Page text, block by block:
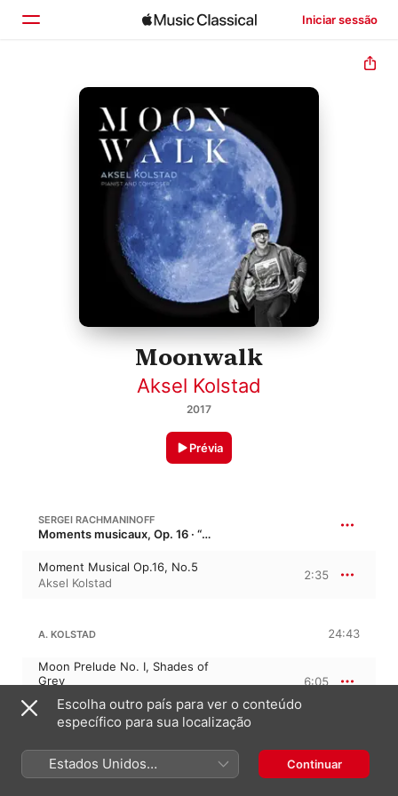
Iniciar sessão
Início
Explorar
Moonwalk
Aksel Kolstad
2017
Prévia
SERGEI RACHMANINOFF
Moments musicaux, Op. 16 · “Momentos musicais”
Moment Musical Op.16, No.5
Aksel Kolstad
2:35
A. KOLSTAD 24:43
Moon Prelude No. I, Shades of
Grey
Aksel Kolstad
6:05
Moon Prelude No. II, Yellow
Moon
Moon Prelude No. III, Purple
Moon
1:04
Escolha outro país para ver o conteúdo
específico para sua localização
Estados Unidos
(Português Brasil)
Continuar